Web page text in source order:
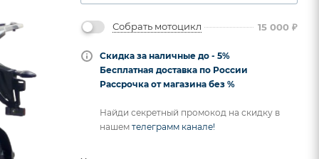
Собрать мотоцикл 15 000 ₽
Скидка за наличные до - 5%
Бесплатная доставка по России
Рассрочка от магазина без %
Найди секретный промокод на скидку в
нашем телеграмм канале!